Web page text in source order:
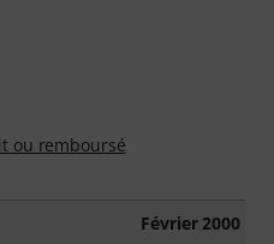
ou remboursé
Février 2000